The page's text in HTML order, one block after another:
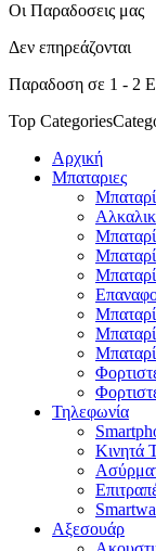
Οι Παραδοσεις μας
Δεν επηρεάζονται
Παραδοση σε 1 - 2
Top Categories
Αρχική
Μπαταριες
Τηλεφωνία
Κινητά
Αξεσουάρ